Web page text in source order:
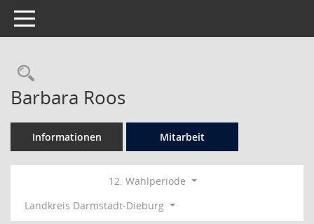
Toggle navigation
Rechercheauswahl
Barbara Roos
Informationen Mitarbeit
12. Wahlperiode
Landkreis Darmstadt-Dieburg